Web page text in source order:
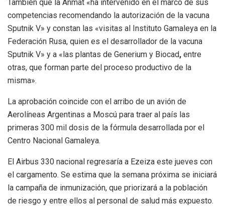
También que la Anmat «ha intervenido en el marco de sus
competencias recomendando la autorización de la vacuna
Sputnik V» y constan las «visitas al Instituto Gamaleya en la
Federación Rusa, quien es el desarrollador de la vacuna
Sputnik V» y a «las plantas de Generium y Biocad, entre
otras, que forman parte del proceso productivo de la
misma».
La aprobación coincide con el arribo de un avión de
Aerolíneas Argentinas a Moscú para traer al país las
primeras 300 mil dosis de la fórmula desarrollada por el
Centro Nacional Gamaleya.
El Airbus 330 nacional regresaría a Ezeiza este jueves con
el cargamento. Se estima que la semana próxima se iniciará
la campaña de inmunización, que priorizará a la población
de riesgo y entre ellos al personal de salud más expuesto.